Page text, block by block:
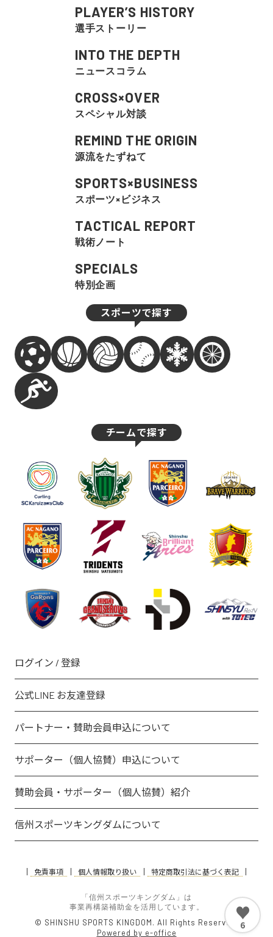
♥
6
PLAYER’S HISTORY
選手ストーリー
INTO THE DEPTH
ニュースコラム
CROSS×OVER
スペシャル対談
REMIND THE ORIGIN
源流をたずねて
SPORTS×BUSINESS
スポーツ×ビジネス
TACTICAL REPORT
戦術ノート
SPECIALS
特別企画
スポーツで探す
チームで探す
ログイン / 登録
公式LINE お友達登録
パートナー・賛助会員申込について
サポーター（個人協賛）申込について
賛助会員・サポーター（個人協賛）紹介
信州スポーツキングダムについて
免責事項 個人情報取り扱い 特定商取引法に基づく表記
「信州スポーツキングダム」は
事業再構築補助金を活用しています。
© SHINSHU SPORTS KINGDOM. All Rights Reserved.
Powered by e-office